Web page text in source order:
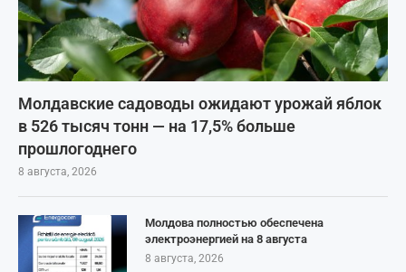
Молдавские садоводы ожидают урожай яблок
в 526 тысяч тонн — на 17,5% больше
прошлогоднего
8 августа, 2026
Молдова полностью обеспечена
электроэнергией на 8 августа
8 августа, 2026